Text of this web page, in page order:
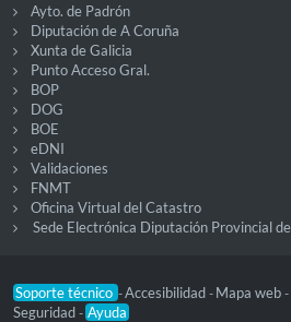
Ayto. de Padrón
Diputación de A Coruña
Xunta de Galicia
Punto Acceso Gral.
BOP
DOG
BOE
eDNI
Validaciones
FNMT
Oficina Virtual del Catastro
Sede Electrónica Diputación Provincial
Soporte técnico -Accesibilidad - Mapa web -
Seguridad - Ayuda